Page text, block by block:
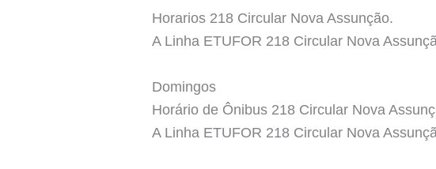
Horarios 218 Circular Nova Assunção.
A Linha ETUFOR 218 Circular Nova
Domingos
Horário de Ônibus 218 Circular Nova
A Linha ETUFOR 218 Circular Nova